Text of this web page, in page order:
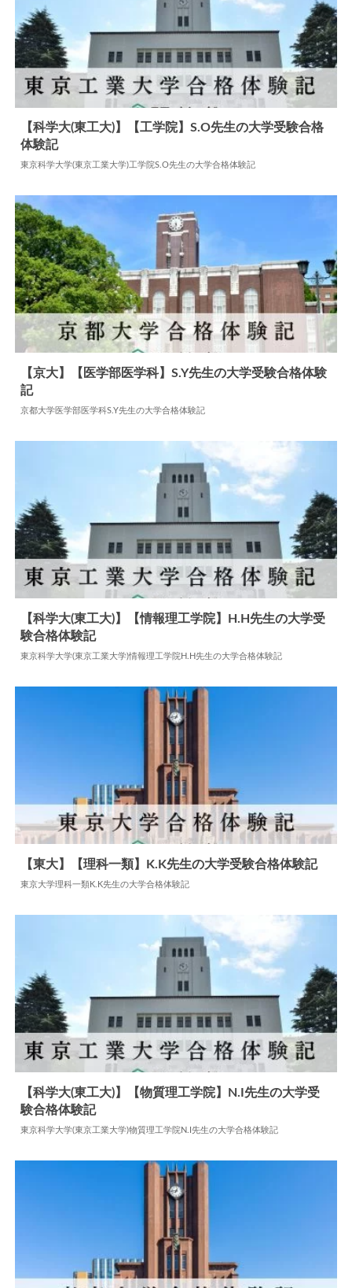
大学合格体験記
【科学大(東工大)】【工学院】S.O先生の大学受験合格
体験記
東京科学大学(東京工業大学)工学院S.O先生の大学合格体験記
大学合格体験記
【京大】【医学部医学科】S.Y先生の大学受験合格体験
記
京都大学医学部医学科S.Y先生の大学合格体験記
大学合格体験記
【科学大(東工大)】【情報理工学院】H.H先生の大学受
験合格体験記
東京科学大学(東京工業大学)情報理工学院H.H先生の大学合格体験記
【東大】【理科一類】K.K先生の大学受験合格体験記
東京大学理科一類K.K先生の大学合格体験記
大学合格体験記
【科学大(東工大)】【物質理工学院】N.I先生の大学受
験合格体験記
東京科学大学(東京工業大学)物質理工学院N.I先生の大学合格体験記